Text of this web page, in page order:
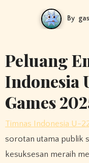
By
Peluang
Indonesia
Games
Timnas Indonesia U-
sorotan utama publik
kesuksesan meraih